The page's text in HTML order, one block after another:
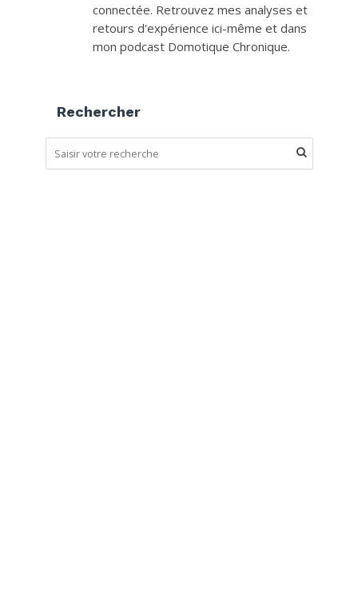
connectée. Retrouvez mes analyses et
retours d'expérience ici-même et dans
mon podcast Domotique Chronique.
Rechercher